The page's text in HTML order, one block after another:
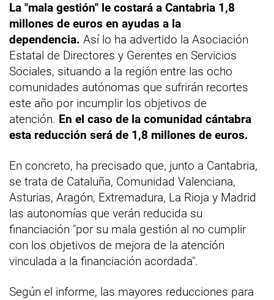
La "mala gestión" le costará a Cantabria 1,8
millones de euros en ayudas a la
dependencia. Así lo ha advertido la Asociación
Estatal de Directores y Gerentes en Servicios
Sociales, situando a la región entre las ocho
comunidades autónomas que sufrirán recortes
este año por incumplir los objetivos de
atención. En el caso de la comunidad cántabra
esta reducción será de 1,8 millones de euros.
En concreto, ha precisado que, junto a Cantabria,
se trata de Cataluña, Comunidad Valenciana,
Asturias, Aragón, Extremadura, La Rioja y Madrid
las autonomías que verán reducida su
financiación "por su mala gestión al no cumplir
con los objetivos de mejora de la atención
vinculada a la financiación acordada".
Según el informe, las mayores reducciones para